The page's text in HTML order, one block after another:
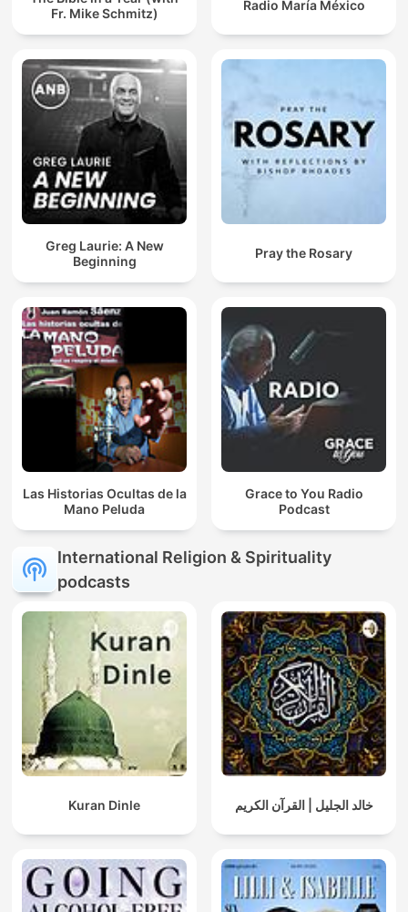
Fr. Mike Schmitz)
Radio María México
Greg Laurie: A New
Beginning
Pray the Rosary
Las Historias Ocultas de la
Mano Peluda
Grace to You Radio
Podcast
International Religion & Spirituality
podcasts
Kuran Dinle خالد الجليل | القرآن الكريم